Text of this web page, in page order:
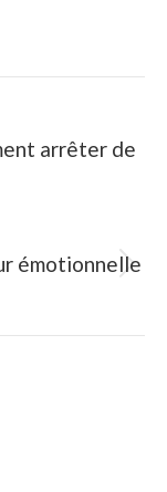
arrêter de
émotionnelle